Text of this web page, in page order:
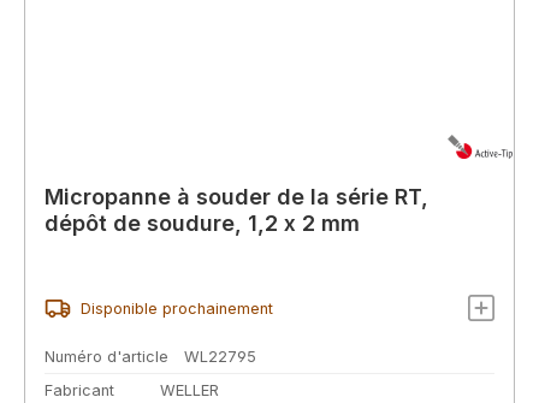
Micropanne à souder de la série RT,
dépôt de soudure, 1,2 x 2 mm
Disponible prochainement
Numéro d'article
WL22795
Fabricant
WELLER